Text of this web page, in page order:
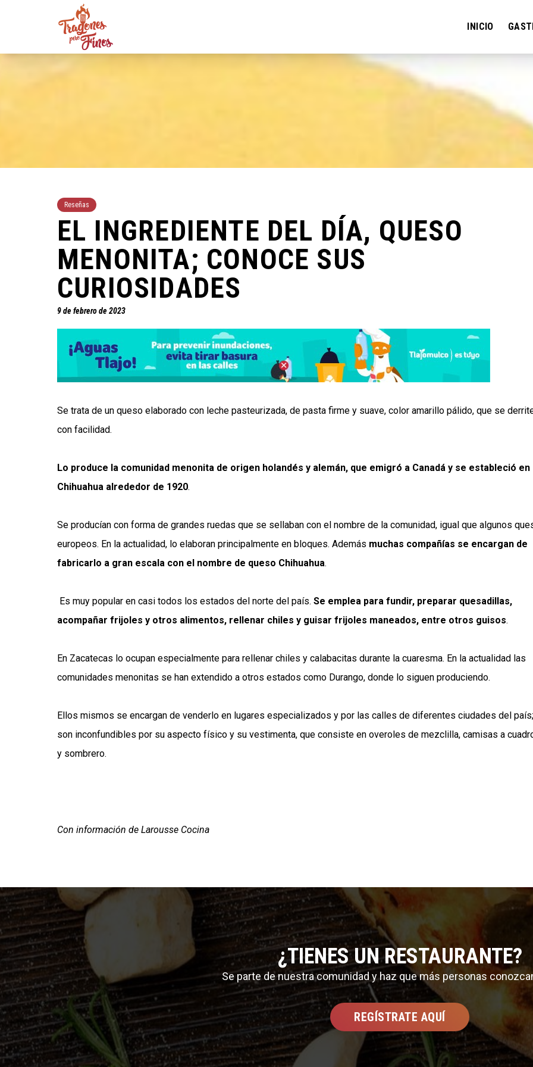
INICIO
Reseñas
EL INGREDIENTE DEL DÍA, QUESO
MENONITA; CONOCE SUS
CURIOSIDADES
9 de febrero de 2023
Se trata de un queso elaborado con leche pasteurizada, de pasta firme y suave, color amarillo pálido, que se
con facilidad.
Lo produce la comunidad menonita de origen holandés y alemán, que emigró a Canadá y se estableció en
Chihuahua alrededor de 1920.
Se producían con forma de grandes ruedas que se sellaban con el nombre de la comunidad, igual que algunos
europeos. En la actualidad, lo elaboran principalmente en bloques. Además muchas compañías se encargan de
fabricarlo a gran escala con el nombre de queso Chihuahua.
Es muy popular en casi todos los estados del norte del país. Se emplea para fundir, preparar quesadillas,
acompañar frijoles y otros alimentos, rellenar chiles y guisar frijoles maneados, entre otros guisos.
En Zacatecas lo ocupan especialmente para rellenar chiles y calabacitas durante la cuaresma. En la actualidad las
comunidades menonitas se han extendido a otros estados como Durango, donde lo siguen produciendo.
Ellos mismos se encargan de venderlo en lugares especializados y por las calles de diferentes ciudades del país;
son inconfundibles por su aspecto físico y su vestimenta, que consiste en overoles de mezclilla, camisas a
y sombrero.
Con información de Larousse Cocina
¿TIENES UN RESTAURANTE?
Se parte de nuestra comunidad y haz que más personas
REGÍSTRATE AQUÍ